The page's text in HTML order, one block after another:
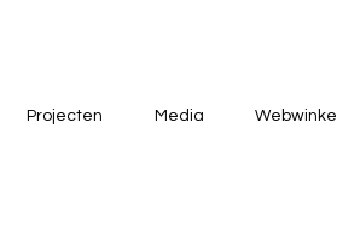
Projecten Media Webwinkel